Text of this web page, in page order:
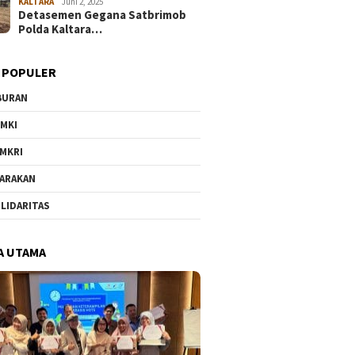
Detasemen Gegana Satbrimob
Polda Kaltara…
UTAMA